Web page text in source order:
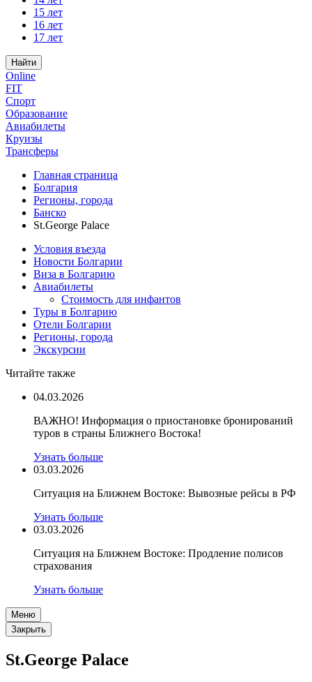
15 лет
16 лет
17 лет
Найти
Online
FIT
Спорт
Образование
Авиабилеты
Круизы
Трансферы
Главная страница
Болгария
Регионы, города
Банско
St.George Palace
Условия въезда
Новости Болгарии
Виза в Болгарию
Авиабилеты
Стоимость для инфантов
Туры в Болгарию
Отели Болгарии
Регионы, города
Экскурсии
Читайте также
04.03.2026
ВАЖНО! Информация о приостановке бронирований
туров в страны Ближнего Востока!
Узнать больше
03.03.2026
Ситуация на Ближнем Востоке: Вывозные рейсы в РФ
Узнать больше
03.03.2026
Ситуация на Ближнем Востоке: Продление полисов
страхования
Узнать больше
Меню
Закрыть
St.George Palace